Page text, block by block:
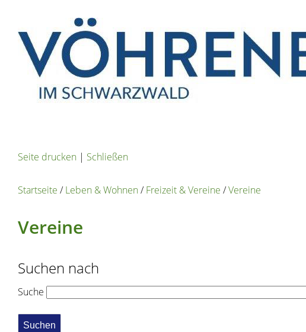
Seite drucken | Schließen
Startseite /Leben & Wohnen/Freizeit & Vereine /Vereine
Vereine
Suchen nach
Suche